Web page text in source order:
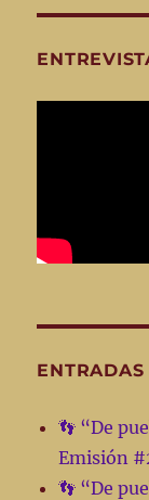
ENTRADAS
👣 “De
Emisión
👣 “De